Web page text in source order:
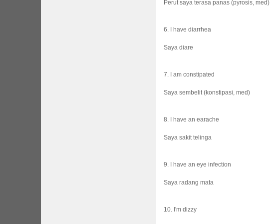
Perut saya terasa panas (pyrosis, med)
6. I have diarrhea
Saya diare
7. I am constipated
Saya sembelit (konstipasi, med)
8. I have an earache
Saya sakit telinga
9. I have an eye infection
Saya radang mata
10. I'm dizzy